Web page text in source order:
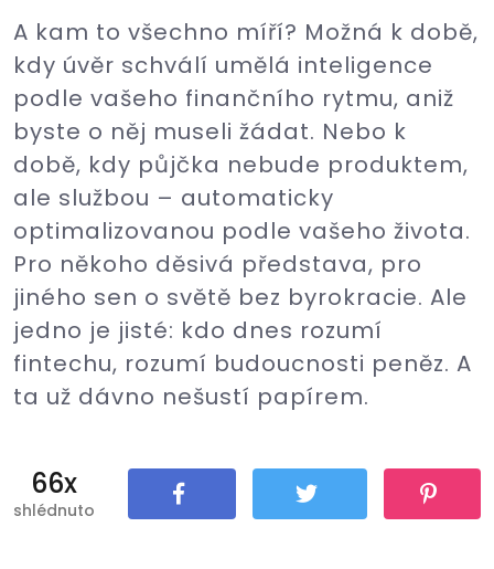
A kam to všechno míří? Možná k době,
kdy úvěr schválí umělá inteligence
podle vašeho finančního rytmu, aniž
byste o něj museli žádat. Nebo k
době, kdy půjčka nebude produktem,
ale službou – automaticky
optimalizovanou podle vašeho života.
Pro někoho děsivá představa, pro
jiného sen o světě bez byrokracie. Ale
jedno je jisté: kdo dnes rozumí
fintechu, rozumí budoucnosti peněz. A
ta už dávno nešustí papírem.
66x
shlédnuto